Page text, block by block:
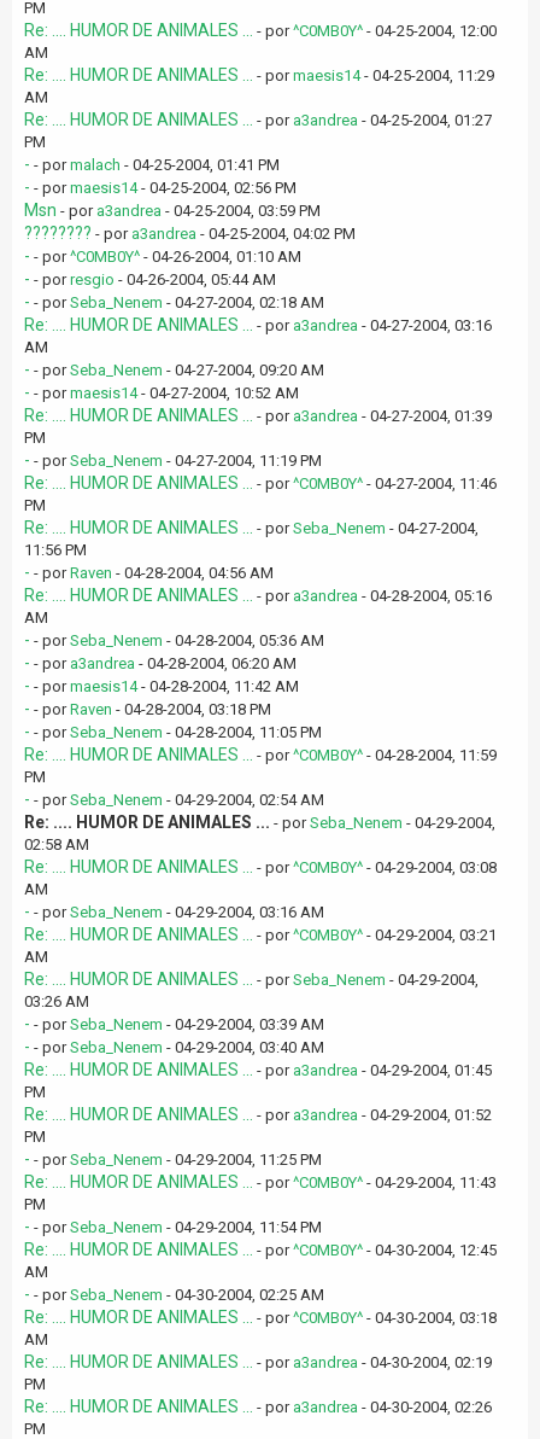
PM
Re: .... HUMOR DE ANIMALES ... - por^C0MB0Y^ - 04-25-2004, 12:00
AM
Re: .... HUMOR DE ANIMALES ... - pormaesis14- 04-25-2004, 11:29
AM
Re: .... HUMOR DE ANIMALES ... - por a3andrea - 04-25-2004, 01:27
PM
- - pormalach - 04-25-2004, 01:41 PM
- - pormaesis14- 04-25-2004, 02:56 PM
Msn - por a3andrea - 04-25-2004, 03:59 PM
???????? - por a3andrea - 04-25-2004, 04:02 PM
- - por^C0MB0Y^ - 04-26-2004, 01:10 AM
- - porresgio - 04-26-2004, 05:44 AM
- - porSeba_Nenem - 04-27-2004, 02:18 AM
Re: .... HUMOR DE ANIMALES ... - por a3andrea - 04-27-2004, 03:16
AM
- - porSeba_Nenem - 04-27-2004, 09:20 AM
- - pormaesis14- 04-27-2004, 10:52 AM
Re: .... HUMOR DE ANIMALES ... - por a3andrea - 04-27-2004, 01:39
PM
- - porSeba_Nenem - 04-27-2004, 11:19 PM
Re: .... HUMOR DE ANIMALES ... - por^C0MB0Y^ - 04-27-2004, 11:46
PM
Re: .... HUMOR DE ANIMALES ... - porSeba_Nenem - 04-27-2004,
11:56 PM
- - porRaven - 04-28-2004, 04:56 AM
Re: .... HUMOR DE ANIMALES ... - por a3andrea - 04-28-2004, 05:16
AM
- - porSeba_Nenem - 04-28-2004, 05:36 AM
- - por a3andrea - 04-28-2004, 06:20 AM
- - pormaesis14- 04-28-2004, 11:42 AM
- - porRaven - 04-28-2004, 03:18 PM
- - porSeba_Nenem - 04-28-2004, 11:05 PM
Re: .... HUMOR DE ANIMALES ... - por^C0MB0Y^ - 04-28-2004, 11:59
PM
- - porSeba_Nenem - 04-29-2004, 02:54 AM
Re: .... HUMOR DE ANIMALES ... - porSeba_Nenem - 04-29-2004,
02:58 AM
Re: .... HUMOR DE ANIMALES ... - por^C0MB0Y^ - 04-29-2004, 03:08
AM
- - porSeba_Nenem - 04-29-2004, 03:16 AM
Re: .... HUMOR DE ANIMALES ... - por^C0MB0Y^ - 04-29-2004, 03:21
AM
Re: .... HUMOR DE ANIMALES ... - porSeba_Nenem - 04-29-2004,
03:26 AM
- - porSeba_Nenem - 04-29-2004, 03:39 AM
- - porSeba_Nenem - 04-29-2004, 03:40 AM
Re: .... HUMOR DE ANIMALES ... - por a3andrea - 04-29-2004, 01:45
PM
Re: .... HUMOR DE ANIMALES ... - por a3andrea - 04-29-2004, 01:52
PM
- - porSeba_Nenem - 04-29-2004, 11:25 PM
Re: .... HUMOR DE ANIMALES ... - por^C0MB0Y^ - 04-29-2004, 11:43
PM
- - porSeba_Nenem - 04-29-2004, 11:54 PM
Re: .... HUMOR DE ANIMALES ... - por^C0MB0Y^ - 04-30-2004, 12:45
AM
- - porSeba_Nenem - 04-30-2004, 02:25 AM
Re: .... HUMOR DE ANIMALES ... - por^C0MB0Y^ - 04-30-2004, 03:18
AM
Re: .... HUMOR DE ANIMALES ... - por a3andrea - 04-30-2004, 02:19
PM
Re: .... HUMOR DE ANIMALES ... - por a3andrea - 04-30-2004, 02:26
PM